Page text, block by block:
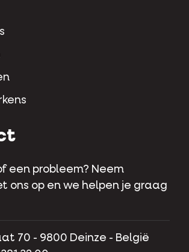
een probleem? Neem
ons op en we helpen je graag
70 - 9800 Deinze - België